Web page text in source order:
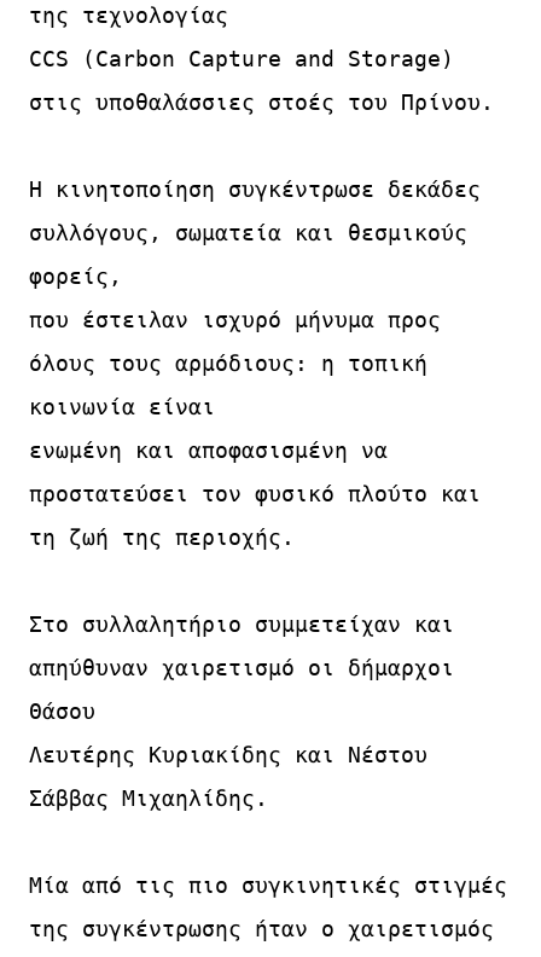
της τεχνολογίας
CCS (Carbon Capture and Storage)
στις υποθαλάσσιες στοές του Πρίνου.
Η κινητοποίηση συγκέντρωσε δεκάδες
συλλόγους, σωματεία και θεσμικούς
φορείς,
που έστειλαν ισχυρό μήνυμα προς
όλους τους αρμόδιους: η τοπική
κοινωνία είναι
ενωμένη και αποφασισμένη να
προστατεύσει τον φυσικό πλούτο και
τη ζωή της περιοχής.
Στο συλλαλητήριο συμμετείχαν και
απηύθυναν χαιρετισμό οι δήμαρχοι
Θάσου
Λευτέρης Κυριακίδης και Νέστου
Σάββας Μιχαηλίδης.
Μία από τις πιο συγκινητικές στιγμές
της συγκέντρωσης ήταν ο χαιρετισμός